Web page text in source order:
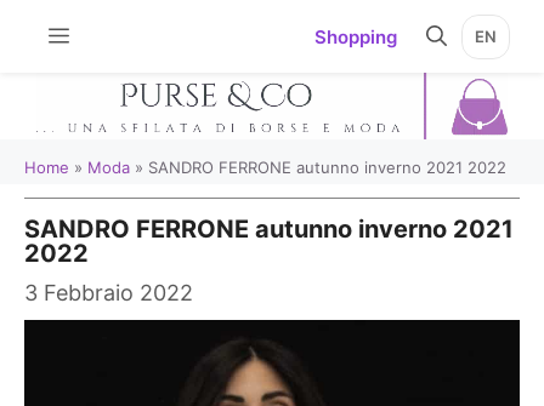
Shopping EN
Home » Moda » SANDRO FERRONE autunno inverno 2021 2022
SANDRO FERRONE autunno inverno 2021
2022
3 Febbraio 2022